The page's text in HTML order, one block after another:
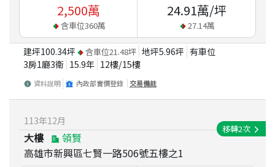
2,500萬
含車位360萬
24.91萬/坪
27.14萬
建坪100.34坪 含車位21.48坪 地坪5.96坪 有車位
3房1廳3衛 15.9年 12樓/15樓
資料說明 內政部實價登錄 交易備註
113年12月
大樓
領賢
高雄市新興區七賢一路506號五樓之1
移轉2次